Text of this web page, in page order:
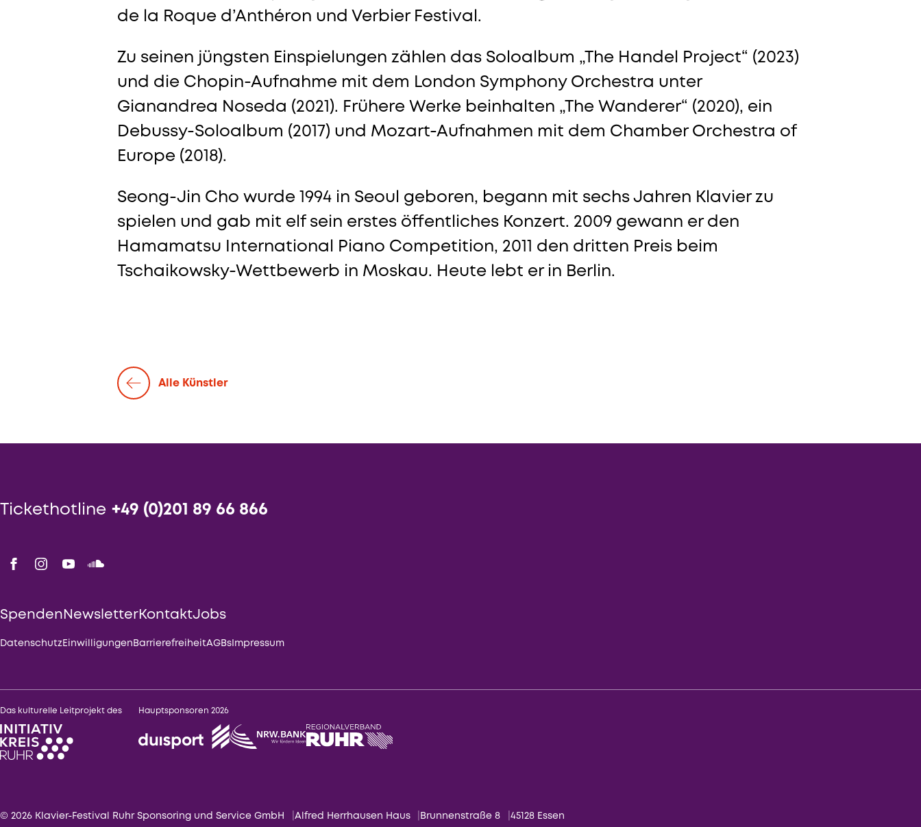
Alle Künstler
de la Roque d’Anthéron und Verbier Festival.
Zu seinen jüngsten Einspielungen zählen das Soloalbum „The Handel Project“ (2023)
und die Chopin-Aufnahme mit dem London Symphony Orchestra unter
Gianandrea Noseda (2021). Frühere Werke beinhalten „The Wanderer“ (2020), ein
Debussy-Soloalbum (2017) und Mozart-Aufnahmen mit dem Chamber Orchestra of
Europe (2018).
Seong-Jin Cho wurde 1994 in Seoul geboren, begann mit sechs Jahren Klavier zu
spielen und gab mit elf sein erstes öffentliches Konzert. 2009 gewann er den
Hamamatsu International Piano Competition, 2011 den dritten Preis beim
Tschaikowsky-Wettbewerb in Moskau. Heute lebt er in Berlin.
Tickethotline +49 (0)201 89 66 866
Spenden NewsletterKontaktJobs
DatenschutzEinwilligungen BarrierefreiheitAGBs Impressum
Das kulturelle Leitprojekt des Hauptsponsoren 2026
© 2026 Klavier-Festival Ruhr Sponsoring und Service GmbH Alfred Herrhausen Haus Brunnenstraße 8 45128 Essen